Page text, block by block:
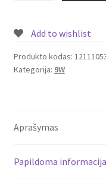
LED
šviestuvas
su
12111053
Add to wishlist
Produkto kodas:
Kategorija: 9W
Aprašymas
Papildoma informacija